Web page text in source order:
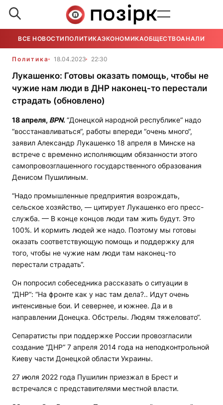
ВСЕ НОВОСТИ ПОЛИТИКАЭКОНОМИКАОБЩЕСТВОАНАЛИТИКА
Политика 18.04.2023 22:30
Лукашенко: Готовы оказать помощь, чтобы не
чужие нам люди в ДНР наконец-то перестали
страдать (обновлено)
18 апреля, BPN.“Донецкой народной республике“ надо
“восстанавливаться“, работы впереди “очень много“,
заявил Александр Лукашенко 18 апреля в Минске на
встрече с временно исполняющим обязанности этого
самопровозглашенного государственного образования
Денисом Пушилиным.
“Надо промышленные предприятия возрождать,
сельское хозяйство, — цитирует Лукашенко его пресс-
служба. — В конце концов люди там жить будут. Это
100%. И кормить людей же надо. Поэтому мы готовы
оказать соответствующую помощь и поддержку для
того, чтобы не чужие нам люди там наконец-то
перестали страдать“.
Он попросил собеседника рассказать о ситуации в
“ДНР“: “На фронте как у нас там дела?.. Идут очень
интенсивные бои. И севернее, и южнее. Да и в
направлении Донецка. Обстрелы. Людям тяжеловато“.
Сепаратисты при поддержке России провозгласили
создание “ДНР“ 7 апреля 2014 года на неподконтрольной
Киеву части Донецкой области Украины.
27 июля 2022 года Пушилин приезжал в Брест и
встречался с представителями местной власти.